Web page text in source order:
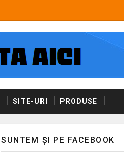
SITE-URI PRODUSE
SUNTEM ȘI PE FACEBOOK